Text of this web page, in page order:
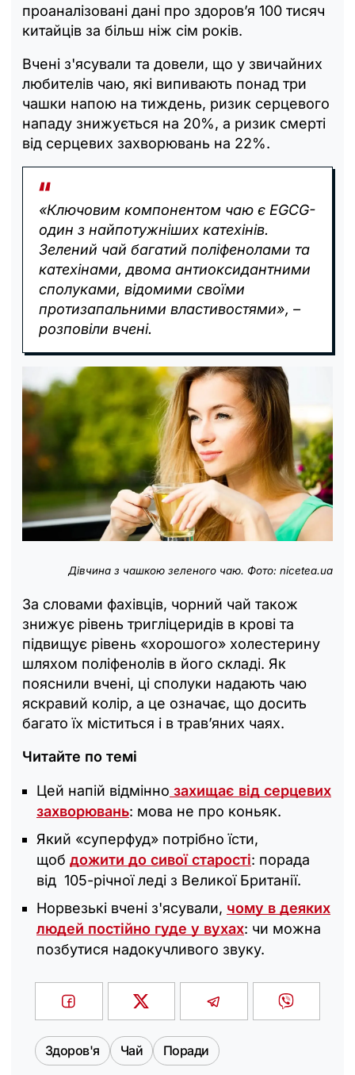
проаналізовані дані про здоров’я 100 тисяч
китайців за більш ніж сім років.
Вчені з'ясували та довели, що у звичайних
любителів чаю, які випивають понад три
чашки напою на тиждень, ризик серцевого
нападу знижується на 20%, а ризик смерті
від серцевих захворювань на 22%.
«Ключовим компонентом чаю є EGCG-
один з найпотужніших катехінів.
Зелений чай багатий поліфенолами та
катехінами, двома антиоксидантними
сполуками, відомими своїми
протизапальними властивостями», –
розповіли вчені.
Дівчина з чашкою зеленого чаю. Фото: nicetea.ua
За словами фахівців, чорний чай також
знижує рівень тригліцеридів в крові та
підвищує рівень «хорошого» холестерину
шляхом поліфенолів в його складі. Як
пояснили вчені, ці сполуки надають чаю
яскравий колір, а це означає, що досить
багато їх міститься і в трав’яних чаях.
Читайте по темі
Цей напій відмінно захищає від серцевих
захворювань: мова не про коньяк.
Який «суперфуд» потрібно їсти,
щоб дожити до сивої старості: порада
від 105-річної леді з Великої Британії.
Норвезькі вчені з'ясували, чому в деяких
людей постійно гуде у вухах: чи можна
позбутися надокучливого звуку.
Здоров'я Чай Поради